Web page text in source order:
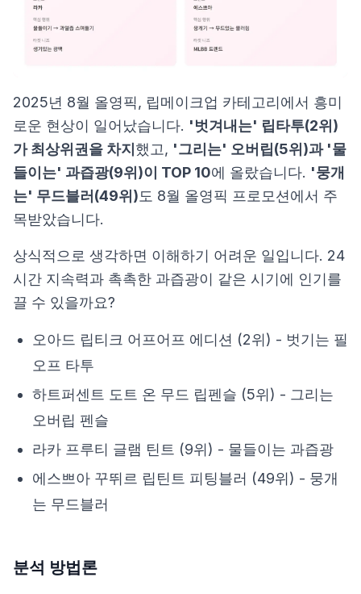
2025년 8월 올영픽, 립메이크업 카테고리에서 흥미
로운 현상이 일어났습니다. '벗겨내는' 립타투(2위)
가 최상위권을 차지 했고, '그리는' 오버립(5위)과 '물
들이는' 과즙광(9위)이 TOP 10에 올랐습니다. '뭉개
는' 무드블러(49위)도 8월 올영픽 프로모션에서 주
목받았습니다.
상식적으로 생각하면 이해하기 어려운 일입니다. 24
시간 지속력과 촉촉한 과즙광이 같은 시기에 인기를
끌 수 있을까요?
오아드 립티크 어프어프 에디션 (2위) - 벗기는 필
오프 타투
하트퍼센트 도트 온 무드 립펜슬 (5위) - 그리는
오버립 펜슬
라카 프루티 글램 틴트 (9위) - 물들이는 과즙광
에스쁘아 꾸뛰르 립틴트 피팅블러 (49위) - 뭉개
는 무드블러
분석 방법론